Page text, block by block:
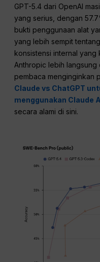
GPT-5.4 dari OpenAI
yang serius, dengan
bukti penggunaan alat
yang lebih sempit
konsistensi internal yang
Anthropic lebih langsung
pembaca menginginkan
Claude vs ChatGPT
menggunakan Claude
secara alami di sini.